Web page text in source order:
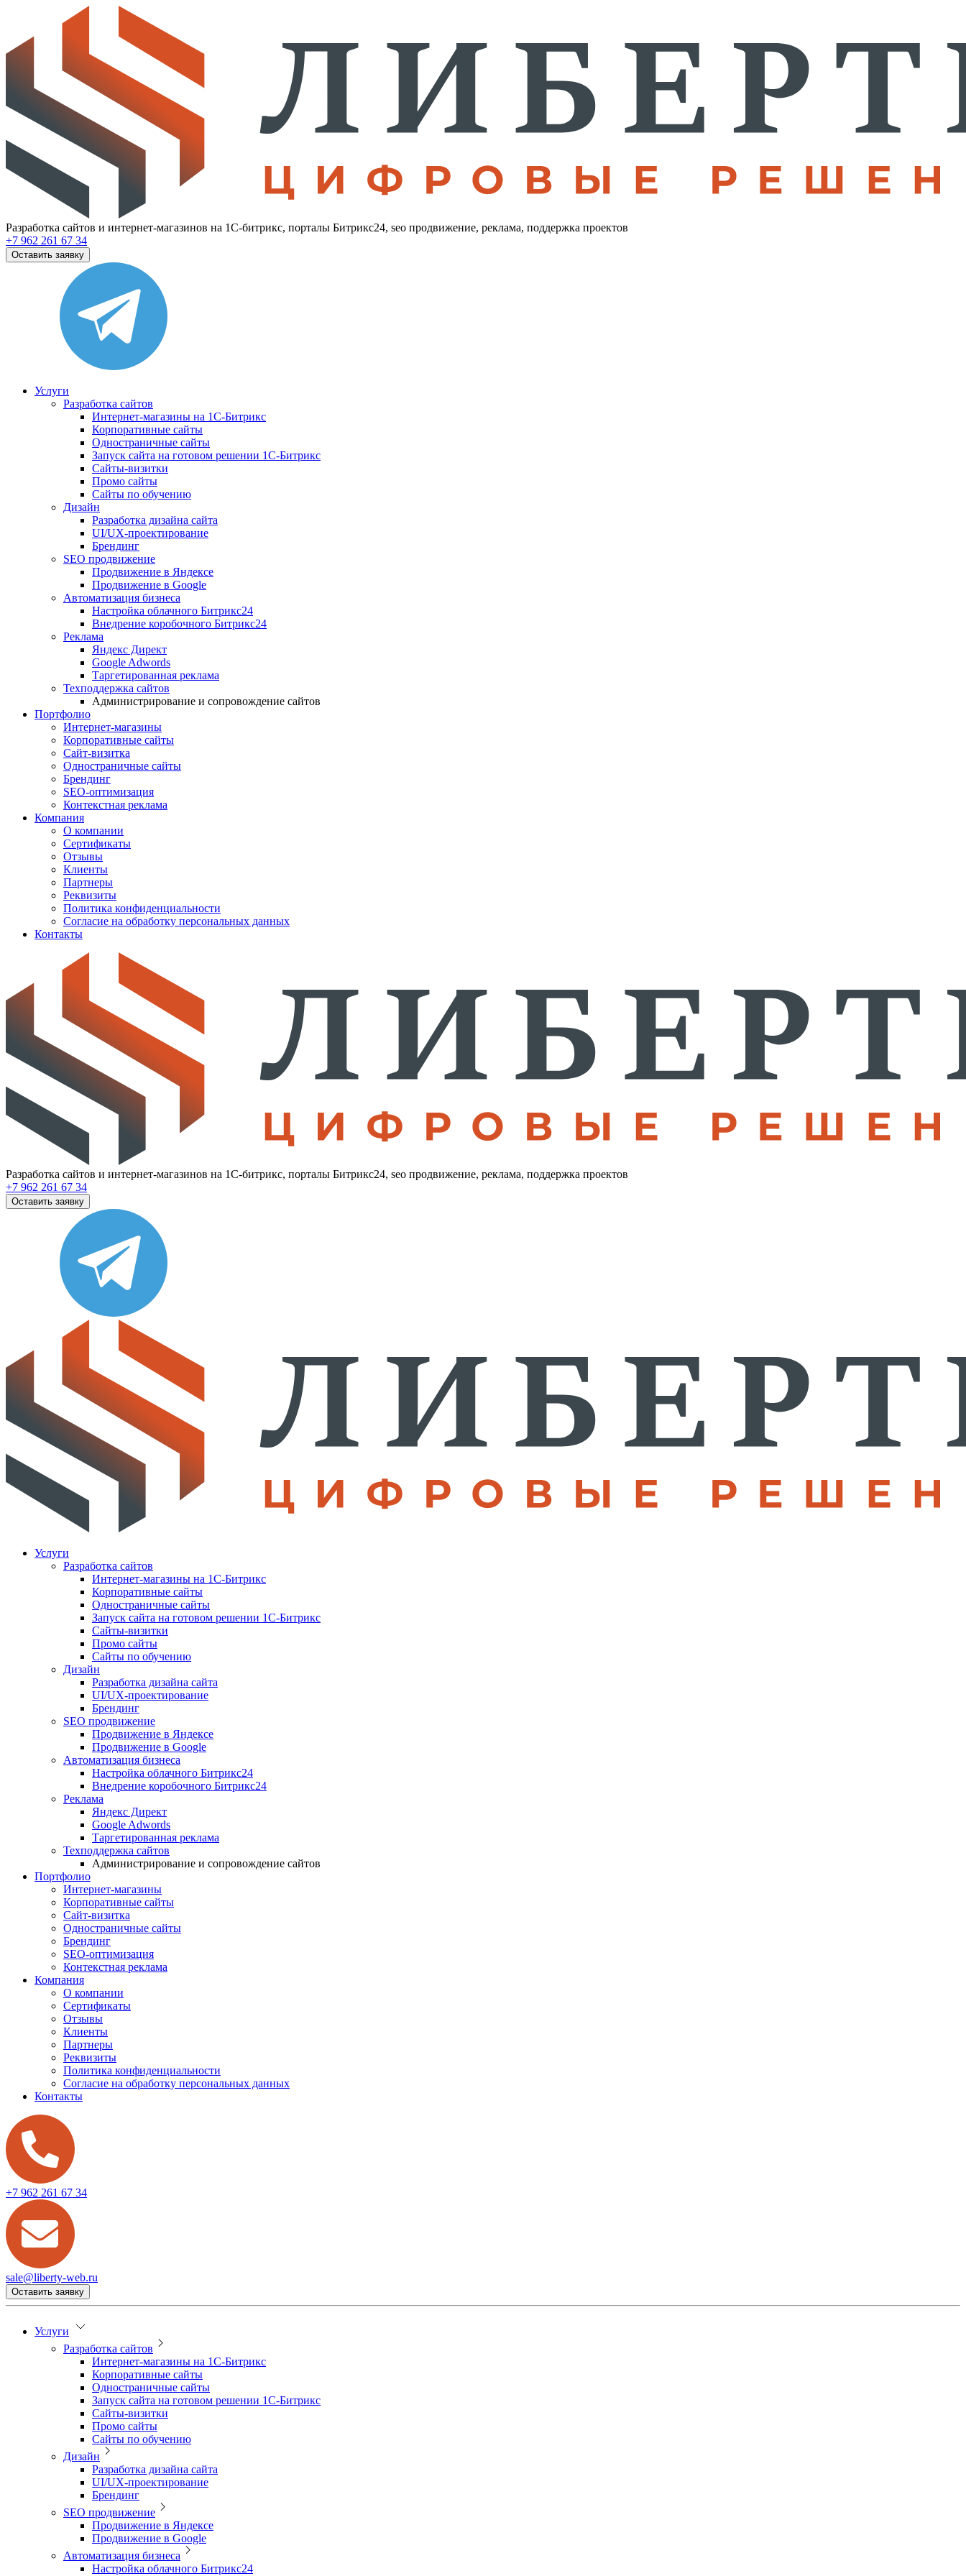
Разработка сайтов и интернет-магазинов на 1С-битрикс, порталы Битрикс24, seo продвижение, реклама, поддержка проектов
+7 962 261 67 34
Оставить заявку
Услуги
Разработка сайтов
Интернет-магазины на 1С-Битрикс
Корпоративные сайты
Одностраничные сайты
Запуск сайта на готовом решении 1С-Битрикс
Сайты-визитки
Промо сайты
Сайты по обучению
Дизайн
Разработка дизайна сайта
UI/UX-проектирование
Брендинг
SEO продвижение
Продвижение в Яндексе
Продвижение в Google
Автоматизация бизнеса
Настройка облачного Битрикс24
Внедрение коробочного Битрикс24
Реклама
Яндекс Директ
Google Adwords
Таргетированная реклама
Техподдержка сайтов
Администрирование и сопровождение сайтов
Портфолио
Интернет-магазины
Корпоративные сайты
Сайт-визитка
Одностраничные сайты
Брендинг
SEO-оптимизация
Контекстная реклама
Компания
О компании
Сертификаты
Отзывы
Клиенты
Партнеры
Реквизиты
Политика конфиденциальности
Согласие на обработку персональных данных
Контакты
Разработка сайтов и интернет-магазинов на 1С-битрикс, порталы Битрикс24, seo продвижение, реклама, поддержка проектов
+7 962 261 67 34
Оставить заявку
Услуги
Разработка сайтов
Интернет-магазины на 1С-Битрикс
Корпоративные сайты
Одностраничные сайты
Запуск сайта на готовом решении 1С-Битрикс
Сайты-визитки
Промо сайты
Сайты по обучению
Дизайн
Разработка дизайна сайта
UI/UX-проектирование
Брендинг
SEO продвижение
Продвижение в Яндексе
Продвижение в Google
Автоматизация бизнеса
Настройка облачного Битрикс24
Внедрение коробочного Битрикс24
Реклама
Яндекс Директ
Google Adwords
Таргетированная реклама
Техподдержка сайтов
Администрирование и сопровождение сайтов
Портфолио
Интернет-магазины
Корпоративные сайты
Сайт-визитка
Одностраничные сайты
Брендинг
SEO-оптимизация
Контекстная реклама
Компания
О компании
Сертификаты
Отзывы
Клиенты
Партнеры
Реквизиты
Политика конфиденциальности
Согласие на обработку персональных данных
Контакты
+7 962 261 67 34
sale@liberty-web.ru
Оставить заявку
Услуги
Разработка сайтов
Интернет-магазины на 1С-Битрикс
Корпоративные сайты
Одностраничные сайты
Запуск сайта на готовом решении 1С-Битрикс
Сайты-визитки
Промо сайты
Сайты по обучению
Дизайн
Разработка дизайна сайта
UI/UX-проектирование
Брендинг
SEO продвижение
Продвижение в Яндексе
Продвижение в Google
Автоматизация бизнеса
Настройка облачного Битрикс24